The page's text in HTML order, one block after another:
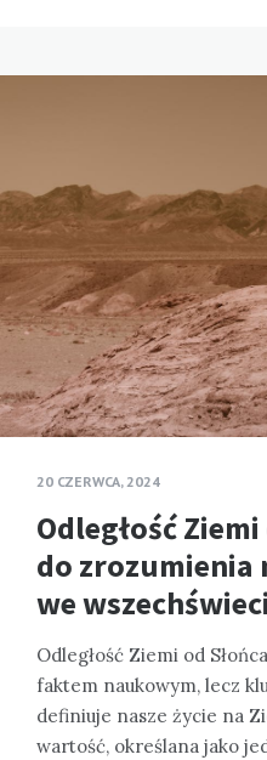
20 CZERWCA, 2024
Odległość
do zrozumienia
we
Odległość Ziemi od
faktem naukowym, lecz
definiuje nasze życie na
wartość, określana jako